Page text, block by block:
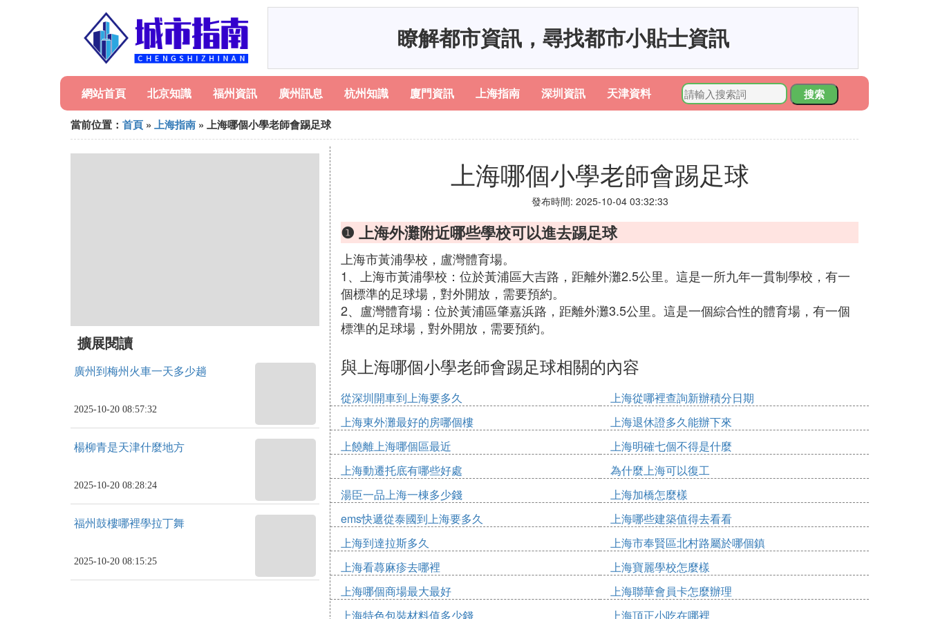
瞭解都市資訊，尋找都市小貼士資訊
網站首頁 北京知識 福州資訊 廣州訊息 杭州知識 廈門資訊 上海指南 深圳資訊 天津資料
搜索
當前位置： 首頁 » 上海指南 » 上海哪個小學老師會踢足球
擴展閱讀
廣州到梅州火車一天多少趟
2025-10-20 08:57:32
楊柳青是天津什麼地方
2025-10-20 08:28:24
福州鼓樓哪裡學拉丁舞
2025-10-20 08:15:25
上海哪個小學老師會踢足球
發布時間: 2025-10-04 03:32:33
❶ 上海外灘附近哪些學校可以進去踢足球
上海市黃浦學校，盧灣體育場。
1、上海市黃浦學校：位於黃浦區大吉路，距離外灘2.5公里。這是一所九年一貫制學校，有一
個標準的足球場，對外開放，需要預約。
2、盧灣體育場：位於黃浦區肇嘉浜路，距離外灘3.5公里。這是一個綜合性的體育場，有一個
標準的足球場，對外開放，需要預約。
與上海哪個小學老師會踢足球相關的內容
從深圳開車到上海要多久
上海從哪裡查詢新辦積分日期
上海東外灘最好的房哪個樓
上海退休證多久能辦下來
上饒離上海哪個區最近
上海明確七個不得是什麼
上海動遷托底有哪些好處
為什麼上海可以復工
湯臣一品上海一棟多少錢
上海加橋怎麼樣
ems快遞從泰國到上海要多久
上海哪些建築值得去看看
上海到達拉斯多久
上海市奉賢區北村路屬於哪個鎮
上海看蕁麻疹去哪裡
上海寶麗學校怎麼樣
上海哪個商場最大最好
上海聯華會員卡怎麼辦理
上海特色包裝材料值多少錢
上海頂正小吃在哪裡